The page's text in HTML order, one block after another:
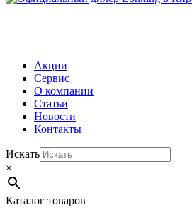
Акции
Сервис
О компании
Статьи
Новости
Контакты
Искать
×
Каталог товаров